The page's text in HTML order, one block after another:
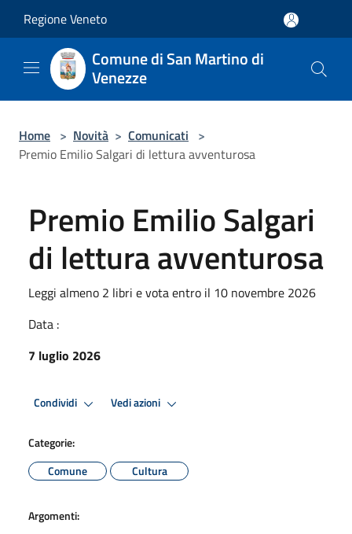
Regione Veneto
Comune di San Martino di
Venezze
Home > Novità > Comunicati >
Premio Emilio Salgari di lettura avventurosa
Premio Emilio Salgari
di lettura avventurosa
Leggi almeno 2 libri e vota entro il 10 novembre 2026
Data :
7 luglio 2026
Condividi Vedi azioni
Categorie:
Comune
Cultura
Argomenti: